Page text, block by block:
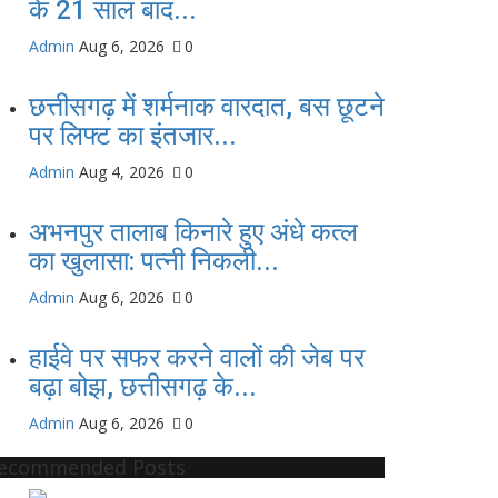
के 21 साल बाद...
Admin Aug 6, 2026 0
छत्तीसगढ़ में शर्मनाक वारदात, बस छूटने
पर लिफ्ट का इंतजार...
Admin Aug 4, 2026 0
अभनपुर तालाब किनारे हुए अंधे कत्ल
का खुलासा: पत्नी निकली...
Admin Aug 6, 2026 0
हाईवे पर सफर करने वालों की जेब पर
बढ़ा बोझ, छत्तीसगढ़ के...
Admin Aug 6, 2026 0
Posts